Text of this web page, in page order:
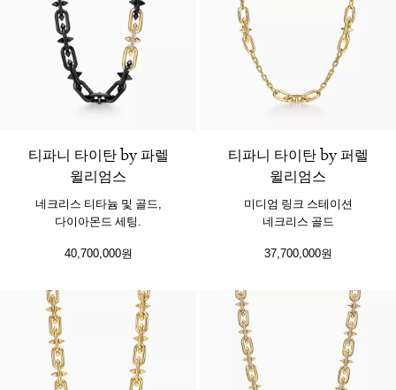
티파니 타이탄 by 파렐
윌리엄스
네크리스 티타늄 및 골드,
다이아몬드 세팅.
40,700,000원
티파니 타이탄 by 퍼렐
윌리엄스
미디엄 링크 스테이션
네크리스 골드
37,700,000원